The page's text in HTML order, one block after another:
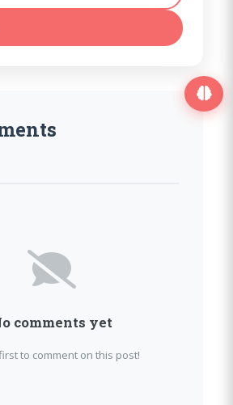
comments yet
to comment on this post!